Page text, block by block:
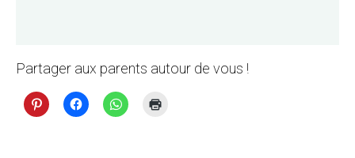
Partager aux parents autour de vous !